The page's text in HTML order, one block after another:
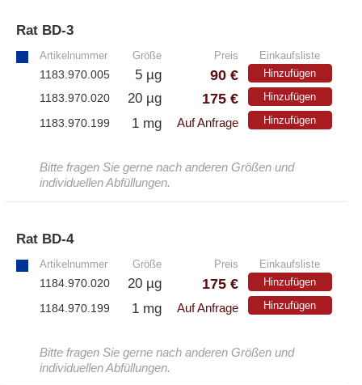
– EzScope 101 Live Cell Imaging System
Rat BD-3
Artikelnummer Größe Preis Einkaufsliste
1183.970.005 5 µg 90 € Hinzufügen
1183.970.020 20 µg 175 € Hinzufügen
1183.970.199 1 mg Auf Anfrage Hinzufügen
Bitte fragen Sie gerne nach anderen Größen und
individuellen Abfüllungen.
Rat BD-4
Artikelnummer Größe Preis Einkaufsliste
1184.970.020 20 µg 175 € Hinzufügen
1184.970.199 1 mg Auf Anfrage Hinzufügen
Bitte fragen Sie gerne nach anderen Größen und
individuellen Abfüllungen.